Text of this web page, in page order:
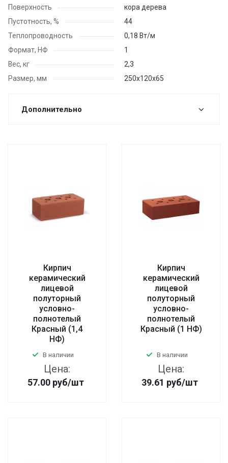
Поверхность
кора дерева
Пустотность, %
44
Теплопроводность
0,18 Вт/м
Формат, НФ
1
Вес, кг
2,3
Размер, мм
250x120х65
Дополнительно
Кирпич
керамический
лицевой
полуторный
условно-
полнотелый
Красный (1,4
НФ)
В наличии
Цена:
57.00 руб/шт
Кирпич
керамический
лицевой
полуторный
условно-
полнотелый
Красный (1 НФ)
В наличии
Цена:
39.61 руб/шт